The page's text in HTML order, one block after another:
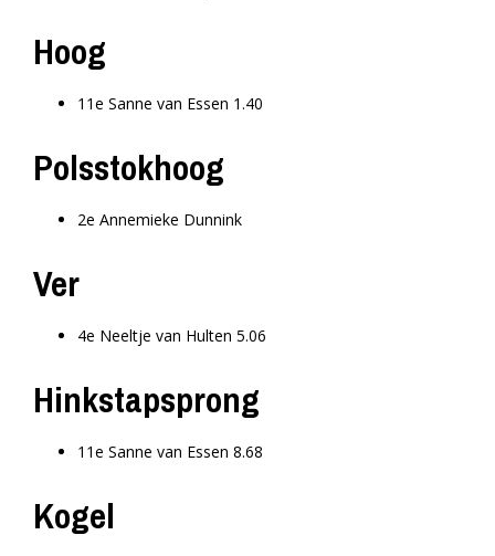
Hoog
11e Sanne van Essen 1.40
Polsstokhoog
2e Annemieke Dunnink
Ver
4e Neeltje van Hulten 5.06
Hinkstapsprong
11e Sanne van Essen 8.68
Kogel